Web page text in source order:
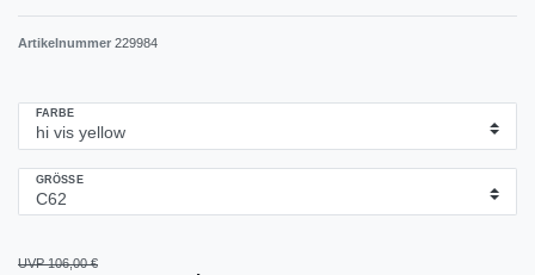
Artikelnummer 229984
FARBE
GRÖSSE
UVP 106,00 €